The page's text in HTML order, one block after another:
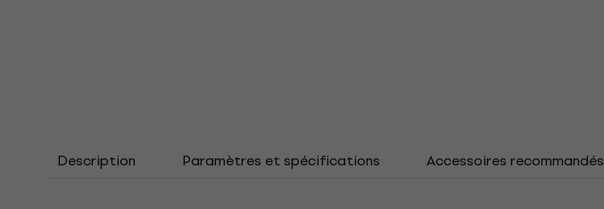
Description Paramètres et spécifications Accessoires recommandés